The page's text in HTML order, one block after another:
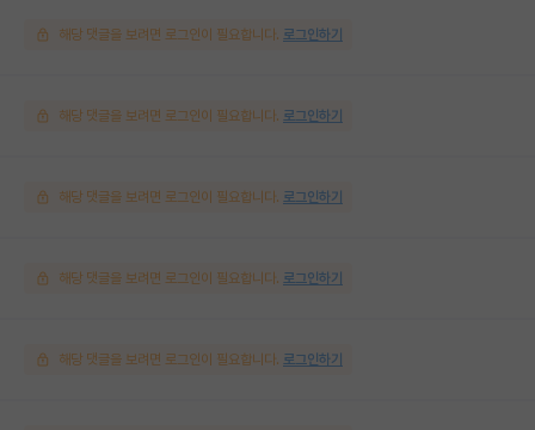
해당 댓글을 보려면 로그인이 필요합니다. 로그인하기
해당 댓글을 보려면 로그인이 필요합니다. 로그인하기
해당 댓글을 보려면 로그인이 필요합니다. 로그인하기
해당 댓글을 보려면 로그인이 필요합니다. 로그인하기
해당 댓글을 보려면 로그인이 필요합니다. 로그인하기